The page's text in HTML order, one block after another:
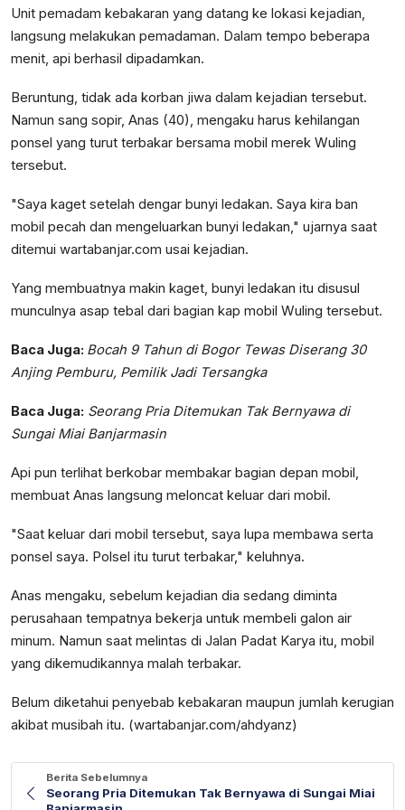
Unit pemadam kebakaran yang datang ke lokasi kejadian,
langsung melakukan pemadaman. Dalam tempo beberapa
menit, api berhasil dipadamkan.
Beruntung, tidak ada korban jiwa dalam kejadian tersebut.
Namun sang sopir, Anas (40), mengaku harus kehilangan
ponsel yang turut terbakar bersama mobil merek Wuling
tersebut.
"Saya kaget setelah dengar bunyi ledakan. Saya kira ban
mobil pecah dan mengeluarkan bunyi ledakan," ujarnya saat
ditemui wartabanjar.com usai kejadian.
Yang membuatnya makin kaget, bunyi ledakan itu disusul
munculnya asap tebal dari bagian kap mobil Wuling tersebut.
Baca Juga: Bocah 9 Tahun di Bogor Tewas Diserang 30
Anjing Pemburu, Pemilik Jadi Tersangka
Baca Juga: Seorang Pria Ditemukan Tak Bernyawa di
Sungai Miai Banjarmasin
Api pun terlihat berkobar membakar bagian depan mobil,
membuat Anas langsung meloncat keluar dari mobil.
"Saat keluar dari mobil tersebut, saya lupa membawa serta
ponsel saya. Polsel itu turut terbakar," keluhnya.
Anas mengaku, sebelum kejadian dia sedang diminta
perusahaan tempatnya bekerja untuk membeli galon air
minum. Namun saat melintas di Jalan Padat Karya itu, mobil
yang dikemudikannya malah terbakar.
Belum diketahui penyebab kebakaran maupun jumlah kerugian
akibat musibah itu. (wartabanjar.com/ahdyanz)
Berita Sebelumnya
Seorang Pria Ditemukan Tak Bernyawa di Sungai Miai